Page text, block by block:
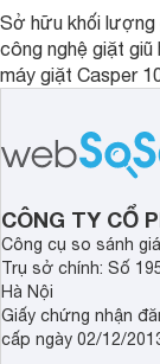
Sở hữu khối lượng
công nghệ giặt giũ
máy giặt Casper
CÔNG TY CỔ
Công cụ so sánh
Trụ sở chính: Số
Hà Nội
Giấy chứng nhận
cấp ngày 02/12/